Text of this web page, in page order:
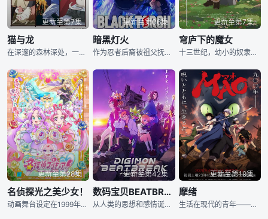
更新至第7集
猫与龙
在深邃的森林深处，一只会喷火的龙，与一群能操纵魔法的猫咪一同生活着。 ; ; ; ; ; ; ; ; ;
更新至第06集
暗黑灯火
作为忍者后裔被祖父抚养长大、拥有与动物对话能力的高中生·我妻二郎，某日在森林中遇见了受伤倒地的黑猫·罗睺。 看似普通的黑猫罗睺，其真实身份竟是曾被称为“黑色凶星”的传说级怪物？！ 企图利用罗睺强大力量的怪物暗影悄然逼近…… 与此同时，负责监视与清除怪物的国家秘密组织“公仪隐密局”也介入其中。 在各方势力围绕罗睺之力展开激烈角逐的漩涡中，二郎与罗睺所展现的“觉悟”究竟是—— 由怪物与少年相遇开启的“忍”之战， 此刻正式拉开帷幕——！！！
更新至第7集
穹庐下的魔女
十三世纪，幼小的奴隶希塔拉在伊朗东部城市图斯被奴隶商委托给一个学者辈出的家族进行教育。希塔拉起初试图逃跑，但她被教导了知识的重要性，希塔拉在这里被女主人法蒂玛视为女儿般的宠爱，并学习了欧几里得的《几何原本》等诸多知识。家族的继承人穆罕默德为了研究学问而前往内沙布尔后 8 年，图斯遭到蒙古人的袭击。希塔拉被拖雷的军队俘虏，法蒂玛为了保护希塔拉而被杀害。此外，《几何原本》也被抢走了。被带到蒙古的希塔拉开始思考对蒙古的复仇。
更新至第28集
名侦探光之美少女！
动画舞台设定在1999年、14岁的明智安娜从2027年穿越回1999年的真未来市、在那里她结识了同为14岁、憧憬成为名侦探的少女小林未来、两人目睹了幻影怪盗团夺走人们珍贵之物、令众人陷入困扰的情景后决
更新至第42集
数码宝贝BEATBREAK
从人类的思想和感情诞生的「e-脉冲」，被作为AI辅助装置「辅助蛋」的能量源被运用。 在社会获得显著发展的背后，恐怖的怪物出现了
更新至第19集
摩绪
生活在现代的青年——摩绪（MAO）。因"诅咒"而存活了 900 年的神秘阴阳师。生活在令和时代的女中学生黄叶菜花。幼年时遭遇事故，全家只有她一人幸存。某日，当菜花穿过那扇已成为事故